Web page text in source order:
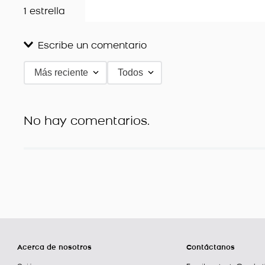
1 estrella
Escribe un comentario
Agregar comentario
Más reciente Todos
No hay comentarios.
Acerca de nosotros Contáctanos